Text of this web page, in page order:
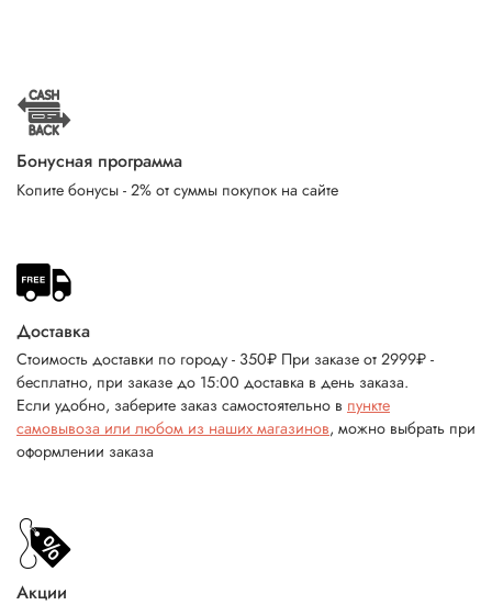
Бонусная программа
Копите бонусы - 2% от суммы покупок на сайте
Доставка
Стоимость доставки по городу - 350₽ При заказе от 2999₽ -
бесплатно, при заказе до 15:00 доставка в день заказа.
Если удобно, заберите заказ самостоятельно в пункте
самовывоза или любом из наших магазинов, можно выбрать при
оформлении заказа
Акции